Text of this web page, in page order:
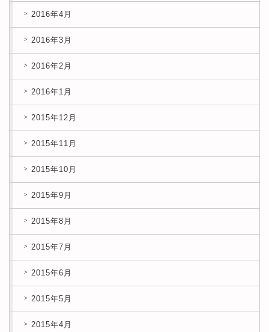
2016年4月
2016年3月
2016年2月
2016年1月
2015年12月
2015年11月
2015年10月
2015年9月
2015年8月
2015年7月
2015年6月
2015年5月
2015年4月